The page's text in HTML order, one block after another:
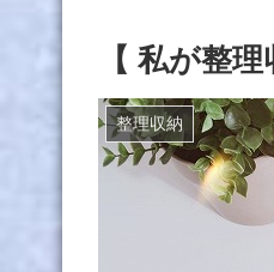
【 私が整
整理収納